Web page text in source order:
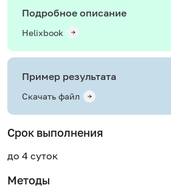
Подробное описание
Helixbook
Пример результата
Скачать файл
Срок выполнения
до 4 суток
Методы